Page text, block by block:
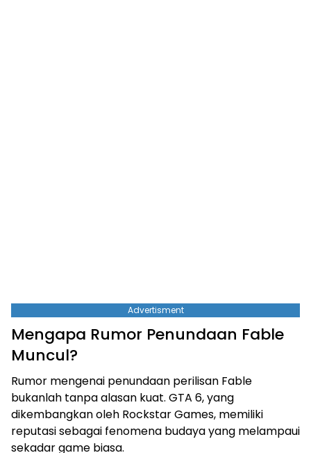
Advertisment
Mengapa Rumor Penundaan Fable
Muncul?
Rumor mengenai penundaan perilisan Fable
bukanlah tanpa alasan kuat. GTA 6, yang
dikembangkan oleh Rockstar Games, memiliki
reputasi sebagai fenomena budaya yang melampaui
sekadar game biasa.